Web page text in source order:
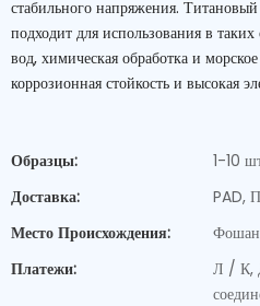
стабильного напряжения.
подходит для использования в
вод, химическая обработка и
коррозионная стойкость и высокая
Образцы:
1-10
Доставка:
PAD,
Место Происхождения:
Платежи:
Л / К,